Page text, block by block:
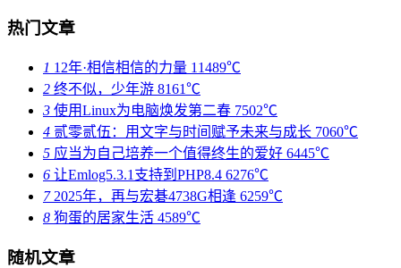
热门文章
1 12年·相信相信的力量 11489℃
2 终不似，少年游 8161℃
3 使用Linux为电脑焕发第二春 7502℃
4 贰零贰伍：用文字与时间赋予未来与成长 7060℃
5 应当为自己培养一个值得终生的爱好 6445℃
6 让Emlog5.3.1支持到PHP8.4 6276℃
72025年，再与宏碁4738G相逢 6259℃
8 狗蛋的居家生活 4589℃
随机文章